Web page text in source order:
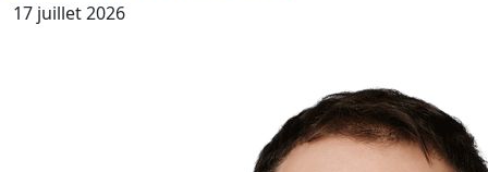
17 juillet 2026